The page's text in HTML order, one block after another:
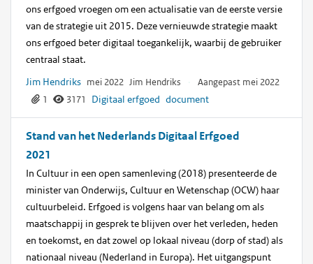
ons erfgoed vroegen om een actualisatie van de eerste versie
van de strategie uit 2015. Deze vernieuwde strategie maakt
ons erfgoed beter digitaal toegankelijk, waarbij de gebruiker
centraal staat.
Jim Hendriks mei 2022 Jim Hendriks
Aangepast mei 2022
1
3171 Digitaal erfgoed document
Stand van het Nederlands Digitaal Erfgoed
2021
In Cultuur in een open samenleving (2018) presenteerde de
minister van Onderwijs, Cultuur en Wetenschap (OCW) haar
cultuurbeleid. Erfgoed is volgens haar van belang om als
maatschappij in gesprek te blijven over het verleden, heden
en toekomst, en dat zowel op lokaal niveau (dorp of stad) als
nationaal niveau (Nederland in Europa). Het uitgangspunt